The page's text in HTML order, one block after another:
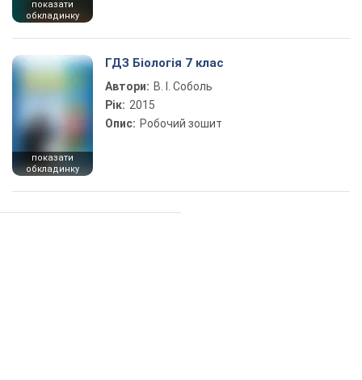
показати
обкладинку
показати
обкладинку
ГДЗ Біологія 7 клас
Автори: В. І. Соболь
Рік: 2015
Опис: Робочий зошит